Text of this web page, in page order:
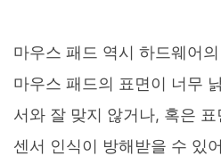
마우스 패드 역시 하드웨어
마우스 패드의 표면이 너무
서와 잘 맞지 않거나, 혹은
센서 인식이 방해받을 수 있